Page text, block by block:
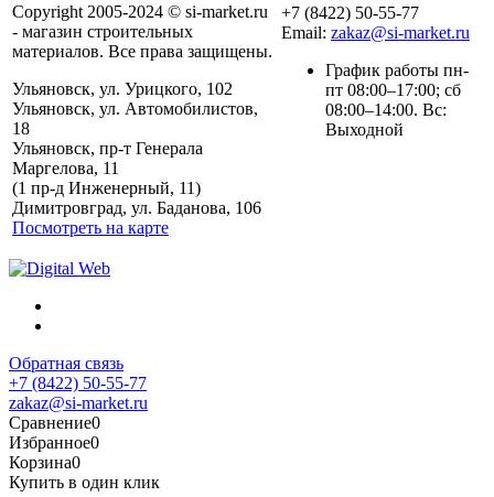
Copyright 2005-2024 © si-market.ru
- магазин строительных
материалов. Все права защищены.
Ульяновск, ул. Урицкого, 102
Ульяновск, ул. Автомобилистов,
18
Ульяновск, пр-т Генерала
Маргелова, 11
(1 пр-д Инженерный, 11)
Димитровград, ул. Баданова, 106
Посмотреть на карте
+7 (8422) 50-55-77
Email: zakaz@si-market.ru
График работы пн-
пт 08:00–17:00; сб
08:00–14:00. Вс:
Выходной
Обратная связь
+7 (8422) 50-55-77
zakaz@si-market.ru
Сравнение0
Избранное0
Корзина0
Купить в один клик